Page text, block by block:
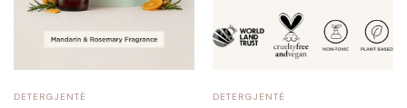
DETERGJENTË DETERGJENTË